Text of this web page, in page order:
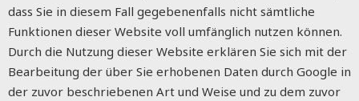
dass Sie in diesem Fall gegebenenfalls nicht sämtliche
Funktionen dieser Website voll umfänglich nutzen können.
Durch die Nutzung dieser Website erklären Sie sich mit der
Bearbeitung der über Sie erhobenen Daten durch Google in
der zuvor beschriebenen Art und Weise und zu dem zuvor